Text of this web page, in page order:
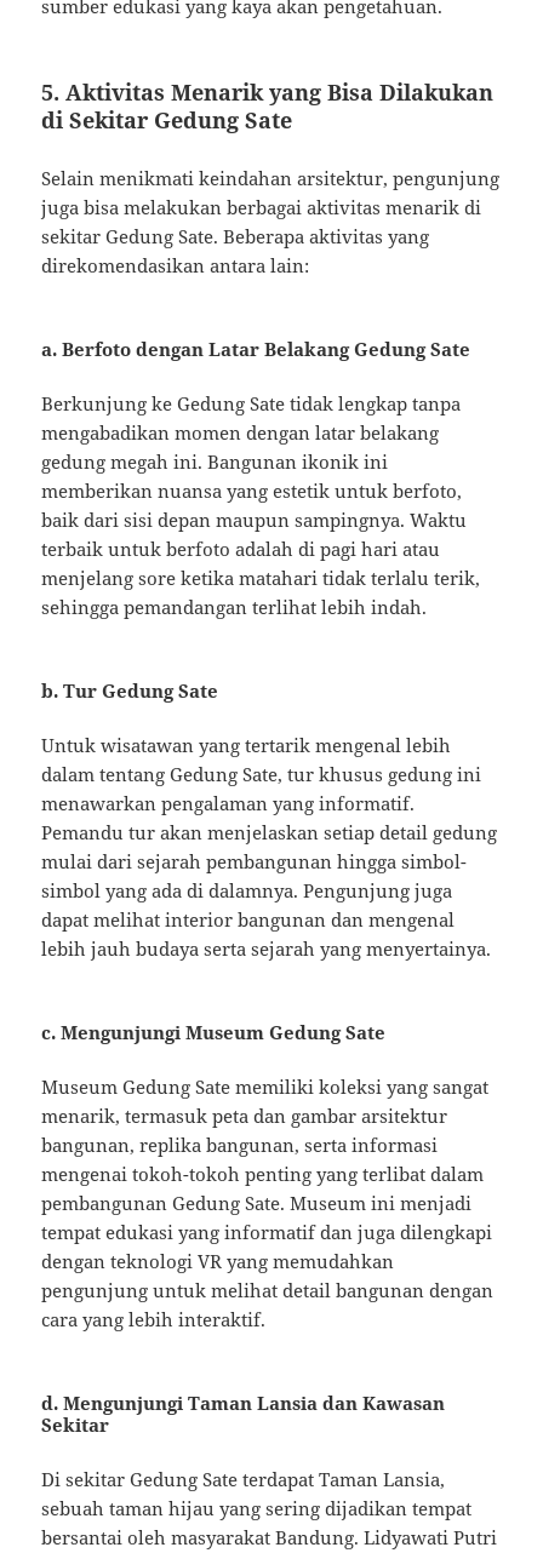
sumber edukasi yang kaya akan pengetahuan.
5. Aktivitas Menarik yang Bisa Dilakukan
di Sekitar Gedung Sate
Selain menikmati keindahan arsitektur, pengunjung
juga bisa melakukan berbagai aktivitas menarik di
sekitar Gedung Sate. Beberapa aktivitas yang
direkomendasikan antara lain:
a. Berfoto dengan Latar Belakang Gedung Sate
Berkunjung ke Gedung Sate tidak lengkap tanpa
mengabadikan momen dengan latar belakang
gedung megah ini. Bangunan ikonik ini
memberikan nuansa yang estetik untuk berfoto,
baik dari sisi depan maupun sampingnya. Waktu
terbaik untuk berfoto adalah di pagi hari atau
menjelang sore ketika matahari tidak terlalu terik,
sehingga pemandangan terlihat lebih indah.
b. Tur Gedung Sate
Untuk wisatawan yang tertarik mengenal lebih
dalam tentang Gedung Sate, tur khusus gedung ini
menawarkan pengalaman yang informatif.
Pemandu tur akan menjelaskan setiap detail gedung
mulai dari sejarah pembangunan hingga simbol-
simbol yang ada di dalamnya. Pengunjung juga
dapat melihat interior bangunan dan mengenal
lebih jauh budaya serta sejarah yang menyertainya.
c. Mengunjungi Museum Gedung Sate
Museum Gedung Sate memiliki koleksi yang sangat
menarik, termasuk peta dan gambar arsitektur
bangunan, replika bangunan, serta informasi
mengenai tokoh-tokoh penting yang terlibat dalam
pembangunan Gedung Sate. Museum ini menjadi
tempat edukasi yang informatif dan juga dilengkapi
dengan teknologi VR yang memudahkan
pengunjung untuk melihat detail bangunan dengan
cara yang lebih interaktif.
d. Mengunjungi Taman Lansia dan Kawasan
Sekitar
Di sekitar Gedung Sate terdapat Taman Lansia,
sebuah taman hijau yang sering dijadikan tempat
bersantai oleh masyarakat Bandung. Lidyawati Putri